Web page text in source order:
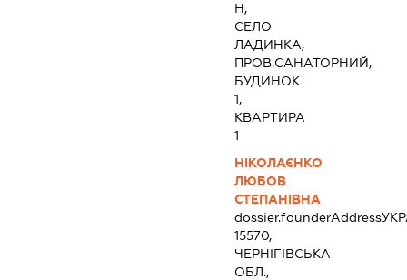
Н,
СЕЛО
ЛАДИНКА,
ПРОВ.САНАТОРНИЙ,
БУДИНОК
1,
КВАРТИРА
1
НІКОЛАЄНКО
ЛЮБОВ
СТЕПАНІВНА
dossier.founderAddress
15570,
ЧЕРНІГІВСЬКА
ОБЛ.,